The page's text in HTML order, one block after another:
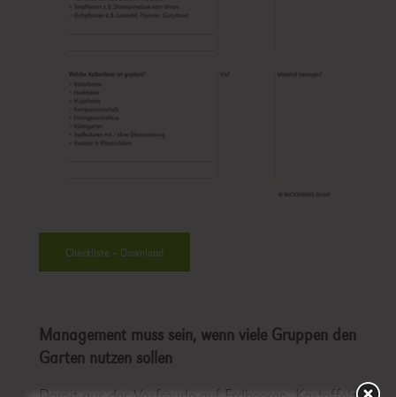
Checkliste – Download
Management muss sein, wenn viele Gruppen den
Garten nutzen sollen